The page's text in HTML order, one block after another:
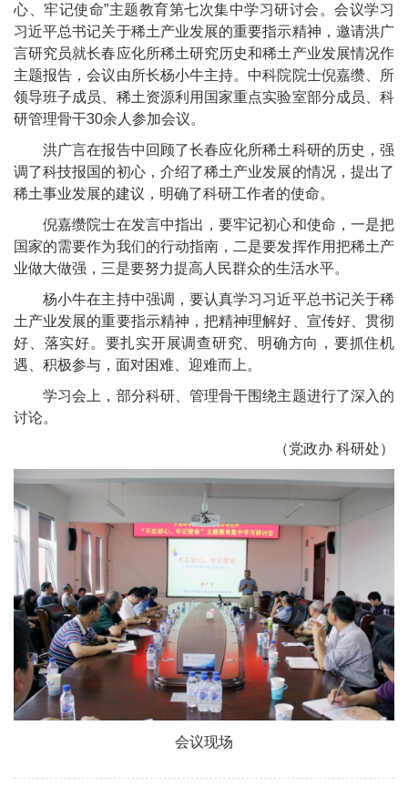
心、牢记使命”主题教育第七次集中学习研讨会。会议学习
习近平总书记关于稀土产业发展的重要指示精神，邀请洪广
言研究员就长春应化所稀土研究历史和稀土产业发展情况作
主题报告，会议由所长杨小牛主持。中科院院士倪嘉缵、所
领导班子成员、稀土资源利用国家重点实验室部分成员、科
研管理骨干30余人参加会议。
洪广言在报告中回顾了长春应化所稀土科研的历史，强
调了科技报国的初心，介绍了稀土产业发展的情况，提出了
稀土事业发展的建议，明确了科研工作者的使命。
倪嘉缵院士在发言中指出，要牢记初心和使命，一是把
国家的需要作为我们的行动指南，二是要发挥作用把稀土产
业做大做强，三是要努力提高人民群众的生活水平。
杨小牛在主持中强调，要认真学习习近平总书记关于稀
土产业发展的重要指示精神，把精神理解好、宣传好、贯彻
好、落实好。要扎实开展调查研究、明确方向，要抓住机
遇、积极参与，面对困难、迎难而上。
学习会上，部分科研、管理骨干围绕主题进行了深入的
讨论。
（党政办 科研处）
会议现场